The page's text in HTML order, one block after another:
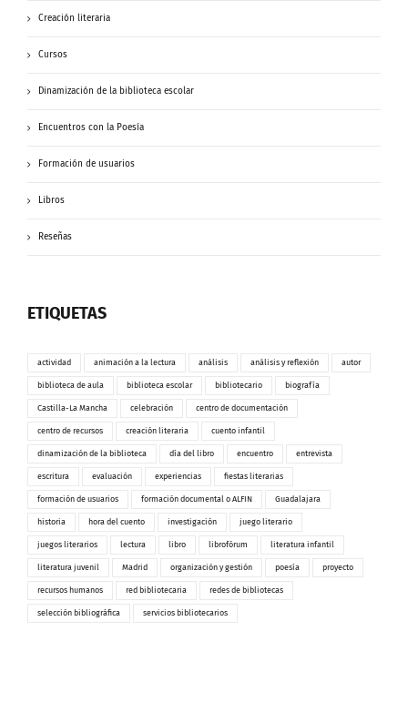
Creación literaria
Cursos
Dinamización de la biblioteca escolar
Encuentros con la Poesía
Formación de usuarios
Libros
Reseñas
ETIQUETAS
actividad animación a la lectura análisis análisis y reflexión autor
biblioteca de aula biblioteca escolar bibliotecario biografía
Castilla-La Mancha celebración centro de documentación
centro de recursos creación literaria cuento infantil
dinamización de la biblioteca día del libro encuentro entrevista
escritura evaluación experiencias fiestas literarias
formación de usuarios formación documental o ALFIN Guadalajara
historia hora del cuento investigación juego literario
juegos literarios lectura libro librofórum literatura infantil
literatura juvenil Madrid organización y gestión poesía proyecto
recursos humanos red bibliotecaria redes de bibliotecas
selección bibliográfica servicios bibliotecarios